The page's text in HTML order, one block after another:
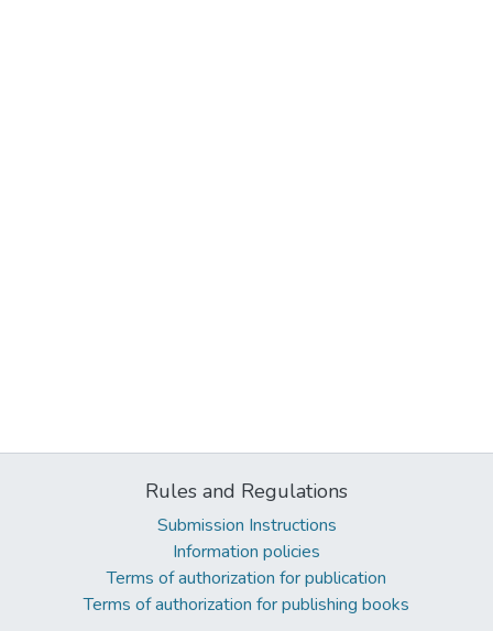
Rules and Regulations
Submission Instructions
Information policies
Terms of authorization for publication
Terms of authorization for publishing books